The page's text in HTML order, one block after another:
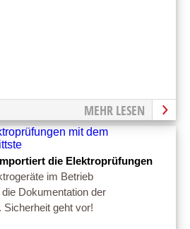
MEHR LESEN
die Elektroprüfungen
im Betrieb
Dokumentation der
Sicherheit geht vor!